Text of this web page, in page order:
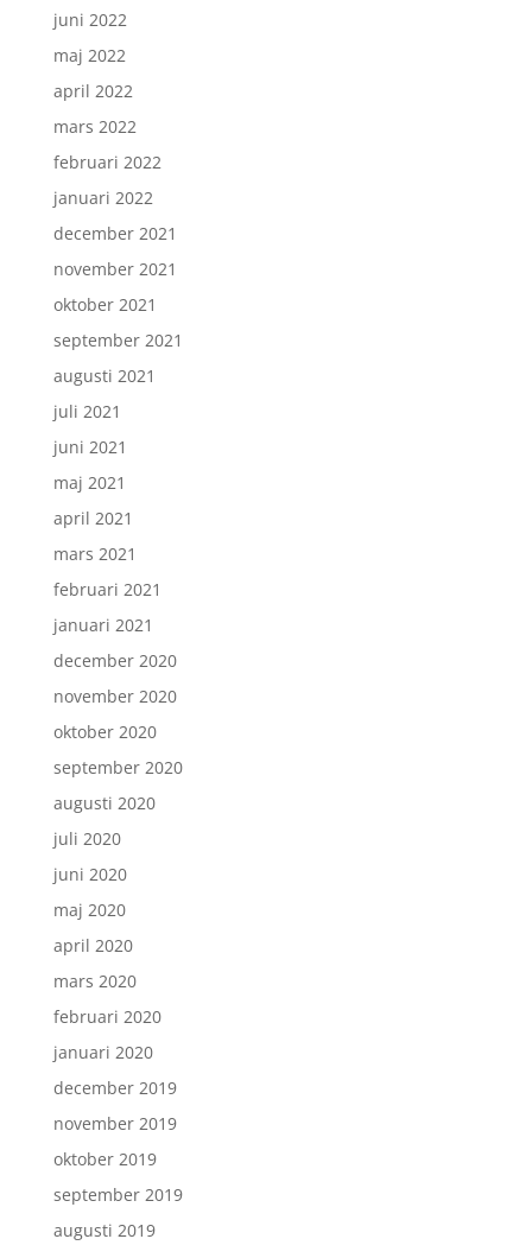
juni 2022
maj 2022
april 2022
mars 2022
februari 2022
januari 2022
december 2021
november 2021
oktober 2021
september 2021
augusti 2021
juli 2021
juni 2021
maj 2021
april 2021
mars 2021
februari 2021
januari 2021
december 2020
november 2020
oktober 2020
september 2020
augusti 2020
juli 2020
juni 2020
maj 2020
april 2020
mars 2020
februari 2020
januari 2020
december 2019
november 2019
oktober 2019
september 2019
augusti 2019